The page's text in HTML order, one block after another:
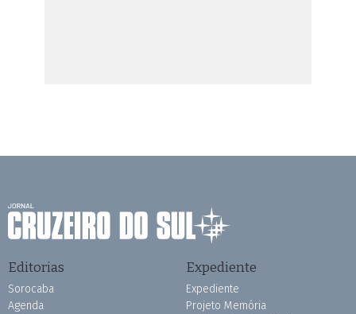
Editorias
Sorocaba
Agenda
Expediente
Expediente
Projeto Memória